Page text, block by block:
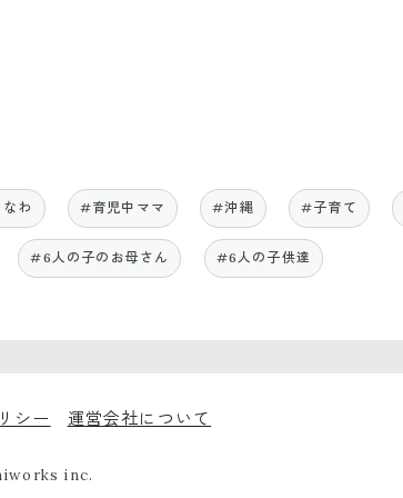
わ #育児中ママ #沖縄 #子育て
#6人の子のお母さん #6人の子供達
シー 運営会社について
inc.